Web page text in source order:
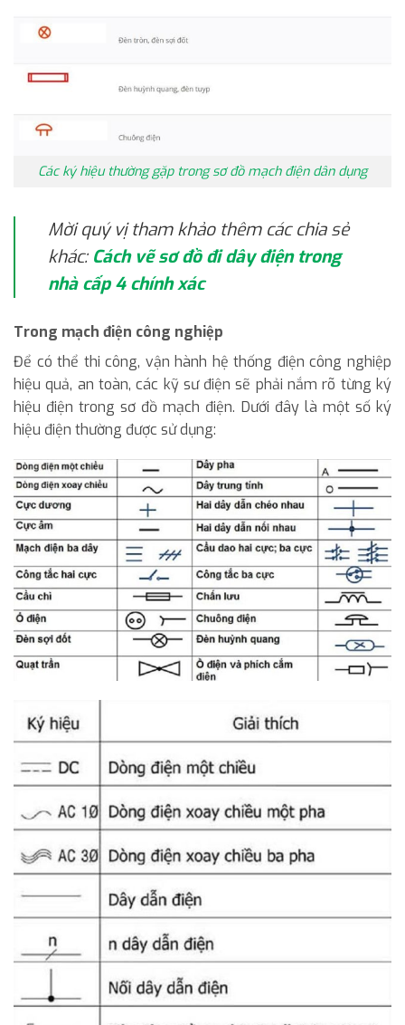
Các ký hiệu thường gặp trong sơ đồ mạch điện dân dụng
Mời quý vị tham khảo thêm các chia sẻ
khác: Cách vẽ sơ đồ đi dây điện trong
nhà cấp 4 chính xác
Trong mạch điện công nghiệp
Để có thể thi công, vận hành hệ thống điện công nghiệp
hiệu quả, an toàn, các kỹ sư điện sẽ phải nắm rõ từng ký
hiệu điện trong sơ đồ mạch điện. Dưới đây là một số ký
hiệu điện thường được sử dụng: